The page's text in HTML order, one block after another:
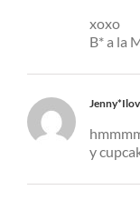
xoxo
B* a la
y